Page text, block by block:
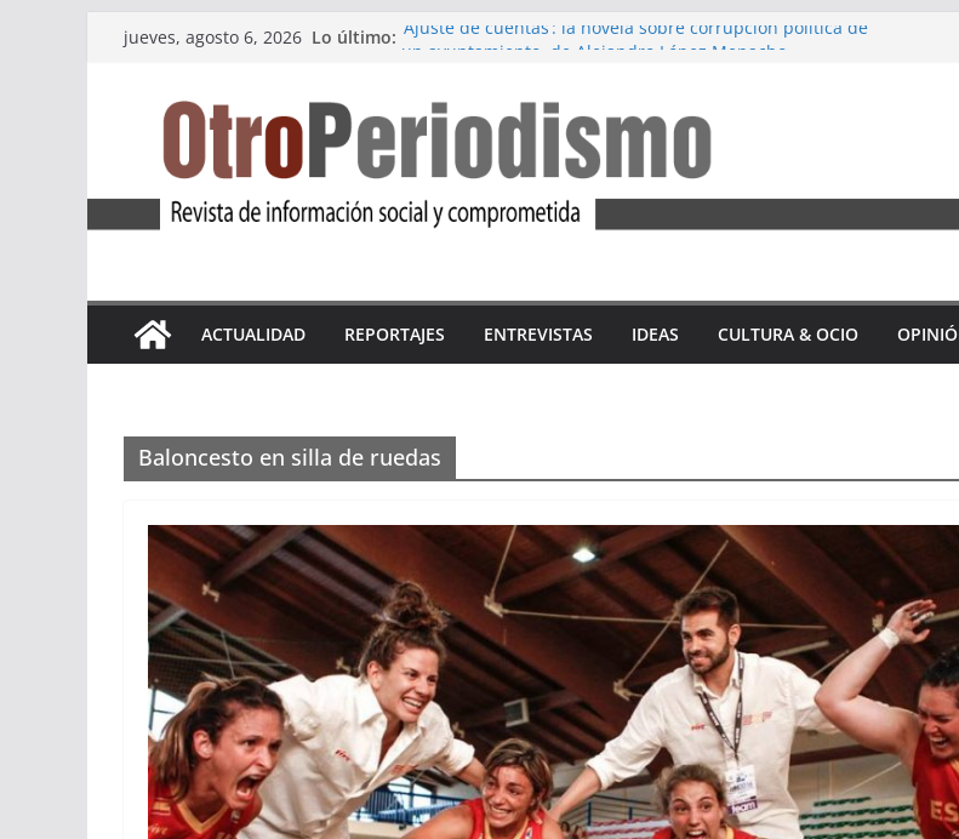
Saltar
contenido
jueves, agosto 6, 2026 Lo último: ‘Ajuste de cuentas’: la novela sobre corrupción política de
incansable
‘Atlas Refugio 8M’, de Accem: Por qué huyen las mujeres
Apdha alerta: un tercio de las víctimas mortales por
violencia de género en 2023 son andaluzas
La primera edición del ‘Alfajor Solidario’: unión exitosa del
ACTUALIDAD REPORTAJES ENTREVISTAS IDEAS CULTURA & OCIO
Baloncesto en silla de ruedas